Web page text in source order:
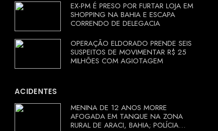
EX-PM É PRESO POR FURTAR LOJA EM
SHOPPING NA BAHIA E ESCAPA
CORRENDO DE DELEGACIA
OPERAÇÃO ELDORADO PRENDE SEIS
SUSPEITOS DE MOVIMENTAR R$ 25
MILHÕES COM AGIOTAGEM
ACIDENTES
MENINA DE 12 ANOS MORRE
AFOGADA EM TANQUE NA ZONA
RURAL DE ARACI, BAHIA; POLÍCIA